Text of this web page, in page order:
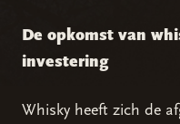
De opkomst van
investering
Whisky heeft zich de